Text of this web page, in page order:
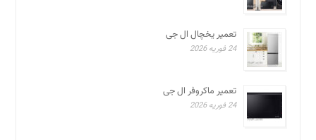
تعمیر یخچال ال جی
24 فوریه 2026
تعمیر ماکروفر ال جی
24 فوریه 2026